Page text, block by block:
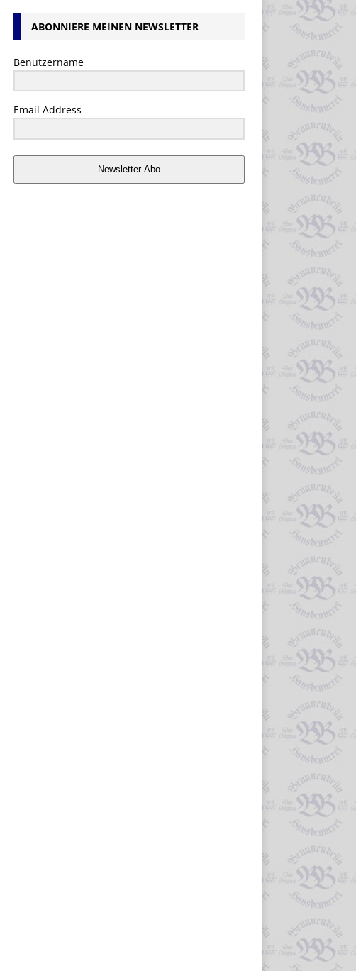
ABONNIERE MEINEN NEWSLETTER
Benutzername
Email Address
Newsletter Abo